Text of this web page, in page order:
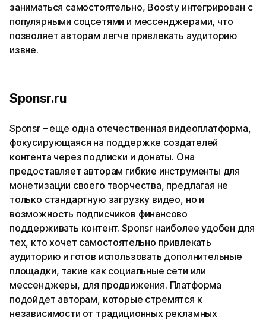
заниматься самостоятельно, Boosty интегрирован с
популярными соцсетями и мессенджерами, что
позволяет авторам легче привлекать аудиторию
извне.
Sponsr.ru
Sponsr – еще одна отечественная видеоплатформа,
фокусирующаяся на поддержке создателей
контента через подписки и донаты. Она
предоставляет авторам гибкие инструменты для
монетизации своего творчества, предлагая не
только стандартную загрузку видео, но и
возможность подписчиков финансово
поддерживать контент. Sponsr наиболее удобен для
тех, кто хочет самостоятельно привлекать
аудиторию и готов использовать дополнительные
площадки, такие как социальные сети или
мессенджеры, для продвижения. Платформа
подойдет авторам, которые стремятся к
независимости от традиционных рекламных